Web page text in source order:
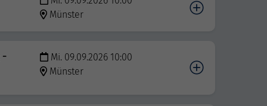
Münster
-
Mi. 09.09.2026 10:00
Münster